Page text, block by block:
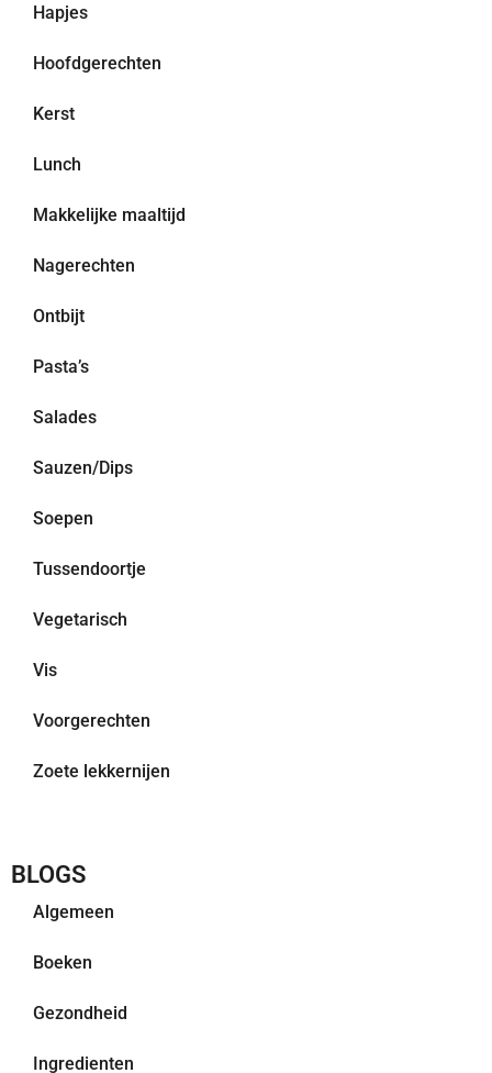
Hapjes
Hoofdgerechten
Kerst
Lunch
Makkelijke maaltijd
Nagerechten
Ontbijt
Pasta’s
Salades
Sauzen/Dips
Soepen
Tussendoortje
Vegetarisch
Vis
Voorgerechten
Zoete lekkernijen
BLOGS
Algemeen
Boeken
Gezondheid
Ingredienten